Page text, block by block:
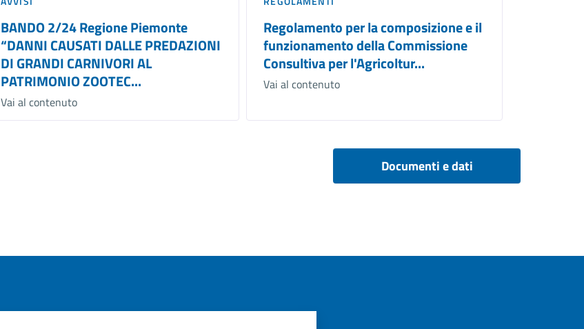
BANDO 2/24 Regione Piemonte
“DANNI CAUSATI DALLE PREDAZIONI
DI GRANDI CARNIVORI AL
PATRIMONIO ZOOTEC...
Vai al contenuto
Regolamento per la composizione e il
funzionamento della Commissione
Consultiva per l'Agricoltur...
Vai al contenuto
Documenti e dati